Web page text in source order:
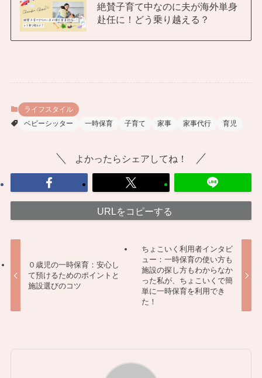
絶賛子育て中なのに夫が海外単身
赴任に！どう乗り越える？
ライフスタイル
ベビーシッター
一時保育 子育て 家事 家事代行 育児
よかったらシェアしてね！
URLをコピーする
０歳児の一時保育：安心し
て預けるためのポイントと
施設選びのコツ
ちょこいく利用者インタビ
ュー：一時保育の使い方も
施設の探し方もわからなか
った私が、ちょこいくで簡
単に一時保育を利用でき
た！